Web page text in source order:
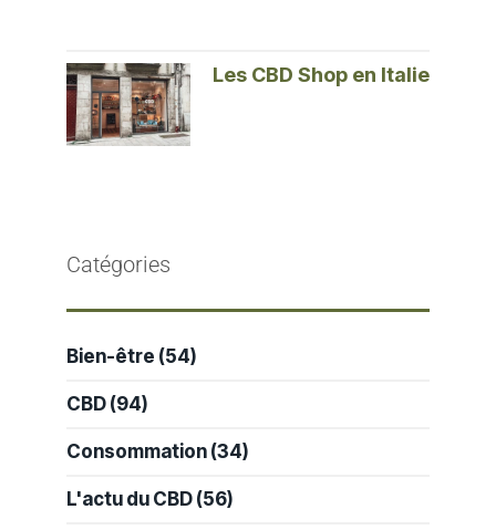
Les CBD Shop en Italie
Catégories
Bien-être (54)
CBD (94)
Consommation (34)
L'actu du CBD (56)